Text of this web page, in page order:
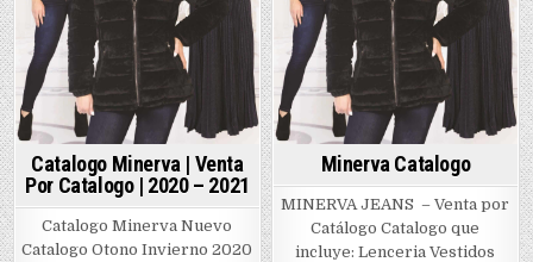
Catalogo Minerva | Venta
Por Catalogo | 2020 – 2021
Catalogo Minerva Nuevo
Catalogo Otono Invierno 2020
Minerva Catalogo
MINERVA JEANS – Venta por
Catálogo Catalogo que
incluye: Lenceria Vestidos